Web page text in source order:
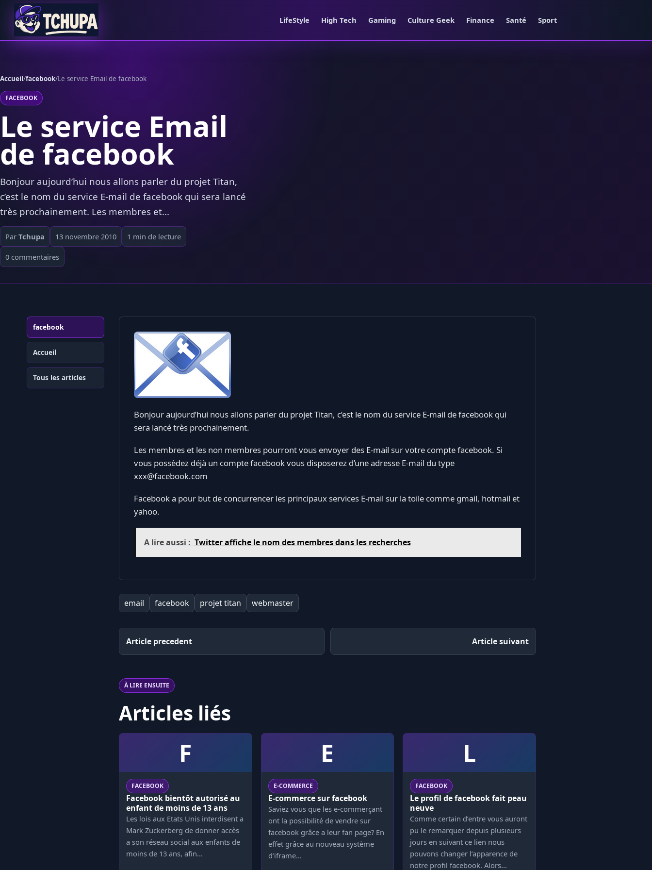
Aller au contenu
LifeStyle High Tech Gaming Culture Geek Finance Santé Sport
Accueil/facebook/Le service Email de facebook
FACEBOOK
Le service Email
de facebook
Bonjour aujourd’hui nous allons parler du projet Titan,
c’est le nom du service E-mail de facebook qui sera lancé
très prochainement. Les membres et...
Par Tchupa 13 novembre 2010 1 min de lecture
0 commentaires
facebook
Accueil
Tous les articles
Bonjour aujourd’hui nous allons parler du projet Titan, c’est le nom du service E-mail de facebook qui
sera lancé très prochainement.
Les membres et les non membres pourront vous envoyer des E-mail sur votre compte facebook. Si
vous possèdez déjà un compte facebook vous disposerez d’une adresse E-mail du type
xxx@facebook.com
Facebook a pour but de concurrencer les principaux services E-mail sur la toile comme gmail, hotmail et
yahoo.
A lire aussi : Twitter affiche le nom des membres dans les recherches
email facebook projet titan webmaster
Article precedent Article suivant
À LIRE ENSUITE
Articles liés
F
FACEBOOK
Facebook bientôt autorisé au
enfant de moins de 13 ans
Les lois aux Etats Unis interdisent a
Mark Zuckerberg de donner accès
a son réseau social aux enfants de
moins de 13 ans, afin...
E
E-COMMERCE
E-commerce sur facebook
Saviez vous que les e-commerçant
ont la possibilité de vendre sur
facebook grâce a leur fan page? En
effet grâce au nouveau système
d’iframe...
L
FACEBOOK
Le profil de facebook fait peau
neuve
Comme certain d’entre vous auront
pu le remarquer depuis plusieurs
jours en suivant ce lien nous
pouvons changer l’apparence de
notre profil facebook. Alors...